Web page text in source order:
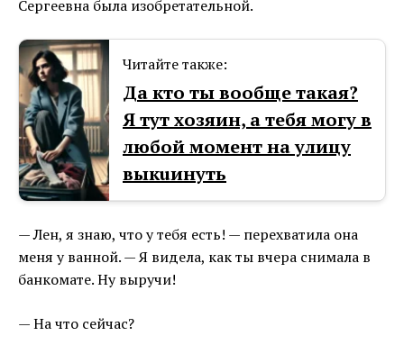
Сергеевна была изобретательной.
Читайте также:
Да кто ты вообще такая?
Я тут хозяин, а тебя могу в
любой момент на улицу
выкuинуть
— Лен, я знаю, что у тебя есть! — перехватила она
меня у ванной. — Я видела, как ты вчера снимала в
банкомате. Ну выручи!
— На что сейчас?